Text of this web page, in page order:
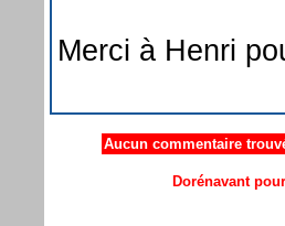
Merci à Henri
Aucun commentaire
Dorénavant